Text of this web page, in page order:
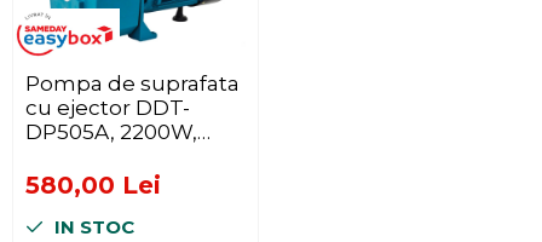
Pompa de suprafata
cu ejector DDT-
DP505A, 2200W,
maxima de
absorbtie 38m, debit
100 l/min
580,00 Lei
IN STOC